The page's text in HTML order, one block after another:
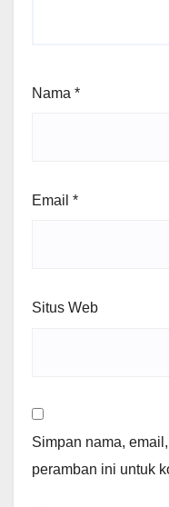
Nama *
Email *
Situs Web
Simpan nama,
peramban ini untuk